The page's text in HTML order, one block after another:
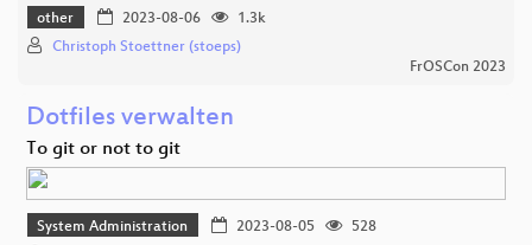
other 2023-08-06
1.3k
Christoph Stoettner (stoeps)
FrOSCon 2023
Dotfiles verwalten
To git or not to git
System Administration 2023-08-05
528